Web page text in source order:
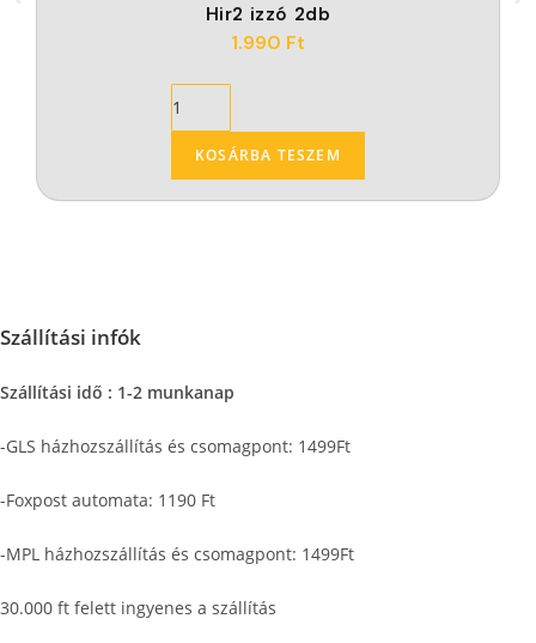
Hir2 izzó 2db
1.990 Ft
KOSÁRBA TESZEM
Szállítási infók
Szállítási idő : 1-2 munkanap
-GLS házhozszállítás és csomagpont: 1499Ft
-Foxpost automata: 1190 Ft
-MPL házhozszállítás és csomagpont: 1499Ft
30.000 ft felett ingyenes a szállítás